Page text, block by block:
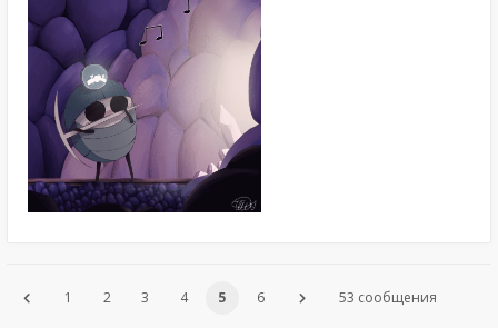
1 2 3 4 5 6 53 сообщения